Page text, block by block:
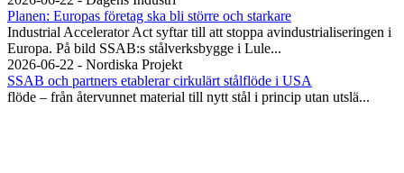
Planen: Europas företag ska bli större och starkare
Industrial Accelerator Act syftar till att stoppa avindustrialiseringen i
Europa. På bild SSAB:s stålverksbygge i Lule...
2026-06-22 - Nordiska Projekt
SSAB och partners etablerar cirkulärt stålflöde i USA
flöde – från återvunnet material till nytt stål i princip utan utslä...